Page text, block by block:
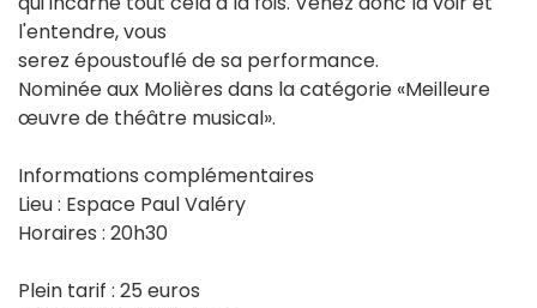
l'entendre, vous
serez époustouflé de sa performance.
Nominée aux Molières dans la catégorie «Meilleure
œuvre de théâtre musical».
Informations complémentaires
Lieu : Espace Paul Valéry
Horaires : 20h30
Plein tarif : 25 euros